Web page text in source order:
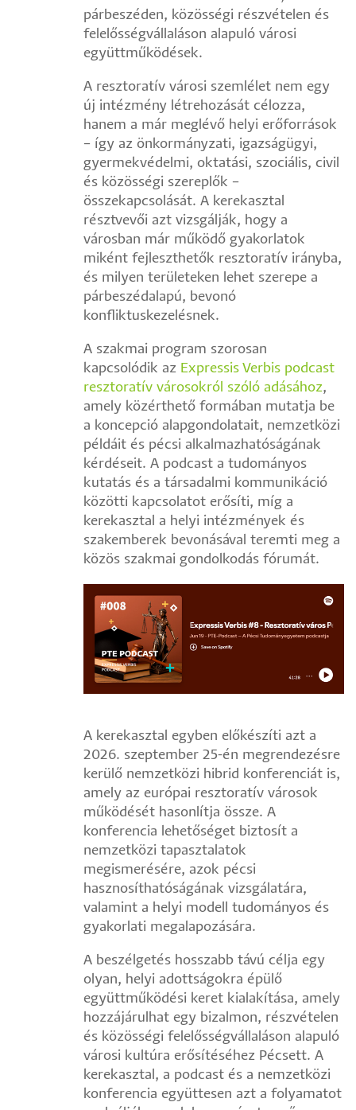
párbeszéden, közösségi részvételen és
felelősségvállaláson alapuló városi
együttműködések.
A resztoratív városi szemlélet nem egy
új intézmény létrehozását célozza,
hanem a már meglévő helyi erőforrások
– így az önkormányzati, igazságügyi,
gyermekvédelmi, oktatási, szociális, civil
és közösségi szereplők –
összekapcsolását. A kerekasztal
résztvevői azt vizsgálják, hogy a
városban már működő gyakorlatok
miként fejleszthetők resztoratív irányba,
és milyen területeken lehet szerepe a
párbeszédalapú, bevonó
konfliktuskezelésnek.
A szakmai program szorosan
kapcsolódik az Expressis Verbis podcast
resztoratív városokról szóló adásához,
amely közérthető formában mutatja be
a koncepció alapgondolatait, nemzetközi
példáit és pécsi alkalmazhatóságának
kérdéseit. A podcast a tudományos
kutatás és a társadalmi kommunikáció
közötti kapcsolatot erősíti, míg a
kerekasztal a helyi intézmények és
szakemberek bevonásával teremti meg a
közös szakmai gondolkodás fórumát.
A kerekasztal egyben előkészíti azt a
2026. szeptember 25-én megrendezésre
kerülő nemzetközi hibrid konferenciát is,
amely az európai resztoratív városok
működését hasonlítja össze. A
konferencia lehetőséget biztosít a
nemzetközi tapasztalatok
megismerésére, azok pécsi
hasznosíthatóságának vizsgálatára,
valamint a helyi modell tudományos és
gyakorlati megalapozására.
A beszélgetés hosszabb távú célja egy
olyan, helyi adottságokra épülő
együttműködési keret kialakítása, amely
hozzájárulhat egy bizalmon, részvételen
és közösségi felelősségvállaláson alapuló
városi kultúra erősítéséhez Pécsett. A
kerekasztal, a podcast és a nemzetközi
konferencia együttesen azt a folyamatot